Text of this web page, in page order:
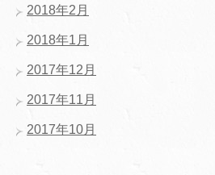
2018年2月
2018年1月
2017年12月
2017年11月
2017年10月